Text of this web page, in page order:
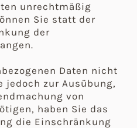
unrechtmäßig
Sie statt der
der
Daten nicht
jedoch zur Ausübung,
von
haben Sie das
die Einschränkung